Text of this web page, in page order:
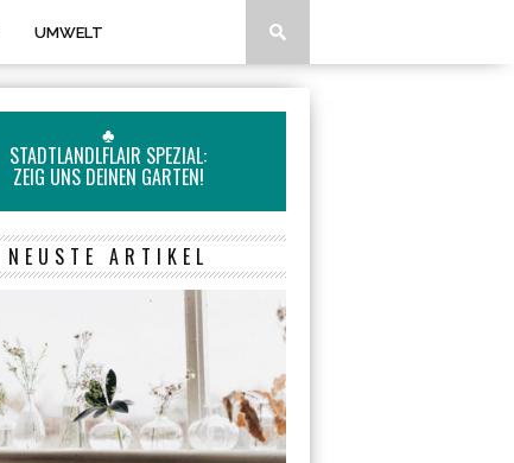
UMWELT
♣
STADTLANDLFLAIR SPEZIAL:
ZEIG UNS DEINEN GARTEN!
NEUSTE ARTIKEL